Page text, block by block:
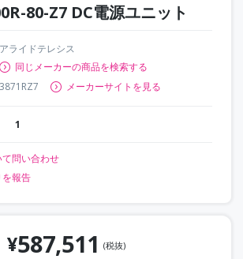
80-Z7 DC電源ユニット
アライドテレシス
同じメーカーの商品を検索する
3871RZ7 メーカーサイトを見る
1
問い合わせ
報告
¥587,511 (税抜)